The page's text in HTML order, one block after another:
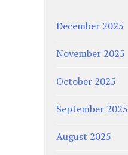
December 2025
November 2025
October 2025
September 2025
August 2025